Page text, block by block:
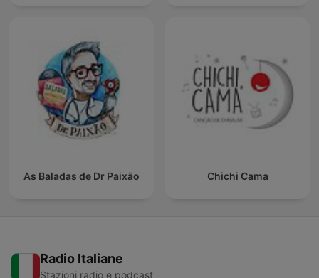
As Baladas de Dr Paixão Chichi Cama
Radio Italiane
Stazioni radio e podcast